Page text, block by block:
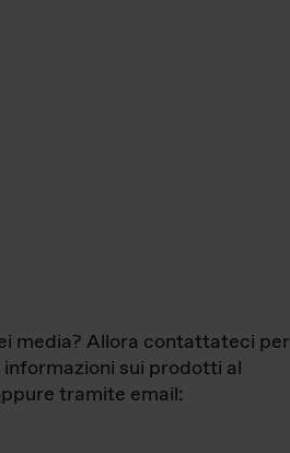
media? Allora contattateci per
sui prodotti al
tramite email: